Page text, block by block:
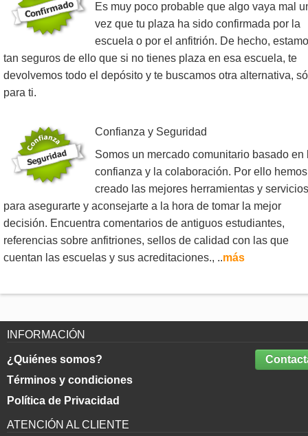
Es muy poco probable que algo vaya mal
vez que tu plaza ha sido confirmada por la
escuela o por el anfitrión. De hecho,
tan seguros de ello que si no tienes plaza en esa escuela, te
devolvemos todo el depósito y te buscamos otra alternativa,
para ti.
Confianza y Seguridad
Somos un mercado comunitario basado en
confianza y la colaboración. Por ello hemos
creado las mejores herramientas y servicios
para asegurarte y aconsejarte a la hora de tomar la mejor
decisión. Encuentra comentarios de antiguos estudiantes,
referencias sobre anfitriones, sellos de calidad con las que
cuentan las escuelas y sus acreditaciones., ..más
INFORMACIÓN
¿Quiénes somos?
Términos y condiciones
Política de Privacidad
ATENCIÓN AL CLIENTE